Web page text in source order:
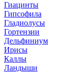
Гиацинты
Гипсофила
Гладиолусы
Гортензии
Дельфиниум
Ирисы
Каллы
Ландыши